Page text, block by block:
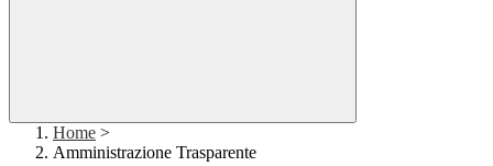
Home >
Amministrazione Trasparente